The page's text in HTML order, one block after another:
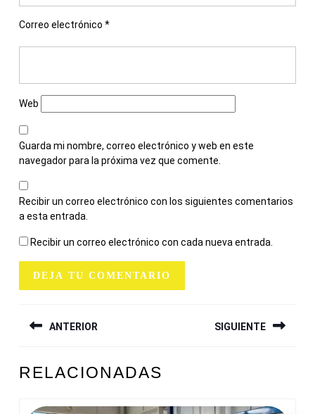
Correo electrónico *
Web
Guarda mi nombre, correo electrónico y web en este
navegador para la próxima vez que comente.
Recibir un correo electrónico con los siguientes comentarios
a esta entrada.
Recibir un correo electrónico con cada nueva entrada.
DE
ANTERIOR
anterior:
SIGUIENTE
entrada:
RELACIONADAS